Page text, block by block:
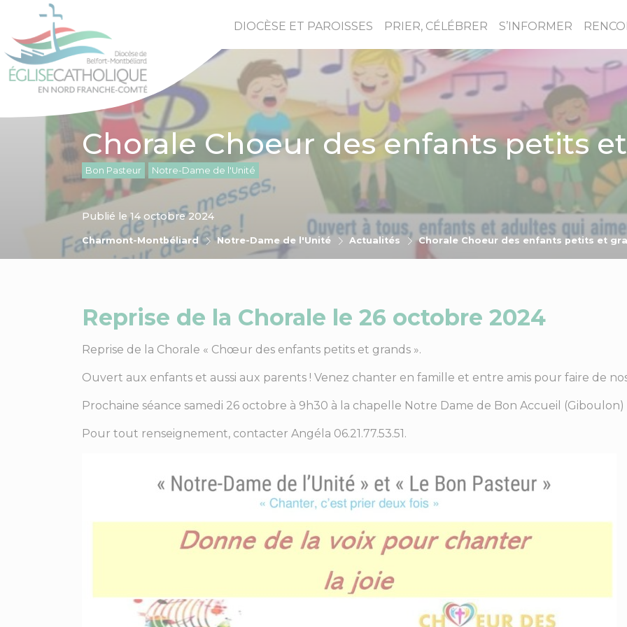
DIOCÈSE ET PAROISSES PRIER, CÉLÉBRER S’INFORMER
Chorale Choeur des enfants petits
Bon Pasteur Notre-Dame de l'Unité
Charmont-Montbéliard Notre-Dame de l'Unité Actualités Chorale Choeur des enfants petits et
Publié le 14 octobre 2024
Reprise de la Chorale le 26 octobre 2024
Reprise de la Chorale « Chœur des enfants petits et grands ».
Ouvert aux enfants et aussi aux parents ! Venez chanter en famille et entre amis pour faire de
Prochaine séance samedi 26 octobre à 9h30 à la chapelle Notre Dame de Bon Accueil
Pour tout renseignement, contacter Angéla 06.21.77.53.51.